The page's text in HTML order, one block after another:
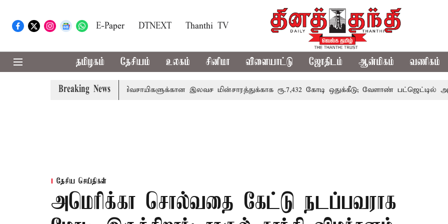
E-Paper DTNEXT Thanthi TV
தமிழகம் தேசியம் உலகம் சினிமா விளையாட்டு ஜோதிடம் ஆன்மிகம் வணிகம்
Breaking News
பாதுகாப்பு இயக்கம் விவசாயிகளுக்கான இலவச மின்சாரத்துக்காக ரூ.7,432 கோடி ஒதுக்கீடு; வேளாண் பட்ஜெட்டில் அறிவிப்பு
தேசிய செய்திகள்
அமெரிக்கா சொல்வதை கேட்டு நடப்பவராக